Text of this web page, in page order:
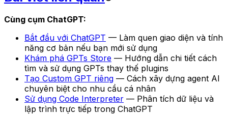
Cùng cụm ChatGPT:
Bắt đầu với ChatGPT — Làm quen giao diện và tính
năng cơ bản nếu bạn mới sử dụng
Khám phá GPTs Store — Hướng dẫn chi tiết cách
tìm và sử dụng GPTs thay thế plugins
Tạo Custom GPT riêng — Cách xây dựng agent AI
chuyên biệt cho nhu cầu cá nhân
Sử dụng Code Interpreter — Phân tích dữ liệu và
lập trình trực tiếp trong ChatGPT